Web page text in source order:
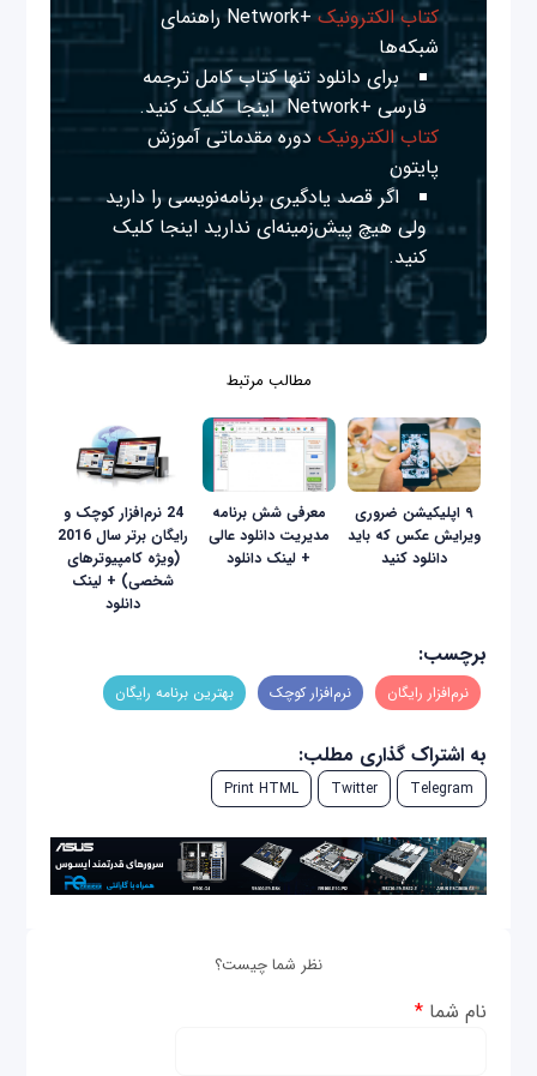
کتاب الکترونیک
+Network راهنمای
شبکه‌ها
برای دانلود تنها کتاب کامل ترجمه
فارسی +Network
اینجا کلیک کنید.
کتاب الکترونیک دوره مقدماتی آموزش
پایتون
اگر قصد یادگیری برنامه‌نویسی را دارید
ولی هیچ پیش‌زمینه‌ای نداریداینجا کلیک
کنید.
مطالب مرتبط
۹ اپلیکیشن ضروری
ویرایش عکس که باید
دانلود کنید
معرفی شش برنامه
مدیریت دانلود عالی
+ لینک دانلود
24 نرم‌افزار‌ کوچک و
رایگان برتر سال 2016
(ویژه کامپیوترهای
شخصی) + لینک
دانلود
برچسب:
نرم‌افزار رایگان نرم‌افزار کوچک بهترین برنامه رایگان
به اشتراک گذاری مطلب:
Telegram
Twitter
Print HTML
نظر شما چیست؟
نام شما*